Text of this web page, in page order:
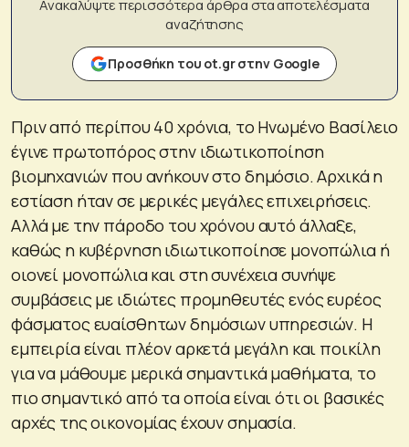
Ανακαλύψτε περισσότερα άρθρα στα αποτελέσματα
αναζήτησης
Προσθήκη του ot.gr στην Google
Πριν από περίπου 40 χρόνια, το Ηνωμένο Βασίλειο
έγινε πρωτοπόρος στην ιδιωτικοποίηση
βιομηχανιών που ανήκουν στο δημόσιο. Αρχικά η
εστίαση ήταν σε μερικές μεγάλες επιχειρήσεις.
Αλλά με την πάροδο του χρόνου αυτό άλλαξε,
καθώς η κυβέρνηση ιδιωτικοποίησε μονοπώλια ή
οιονεί μονοπώλια και στη συνέχεια συνήψε
συμβάσεις με ιδιώτες προμηθευτές ενός ευρέος
φάσματος ευαίσθητων δημόσιων υπηρεσιών. Η
εμπειρία είναι πλέον αρκετά μεγάλη και ποικίλη
για να μάθουμε μερικά σημαντικά μαθήματα, το
πιο σημαντικό από τα οποία είναι ότι οι βασικές
αρχές της οικονομίας έχουν σημασία.